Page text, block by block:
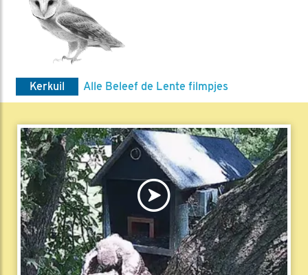
Kerkuil Alle Beleef de Lente filmpjes